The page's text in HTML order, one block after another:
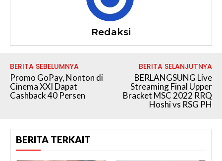
Redaksi
BERITA SEBELUMNYA
Promo GoPay, Nonton di
Cinema XXI Dapat
Cashback 40 Persen
BERITA SELANJUTNYA
BERLANGSUNG Live
Streaming Final Upper
Bracket MSC 2022 RRQ
Hoshi vs RSG PH
BERITA TERKAIT